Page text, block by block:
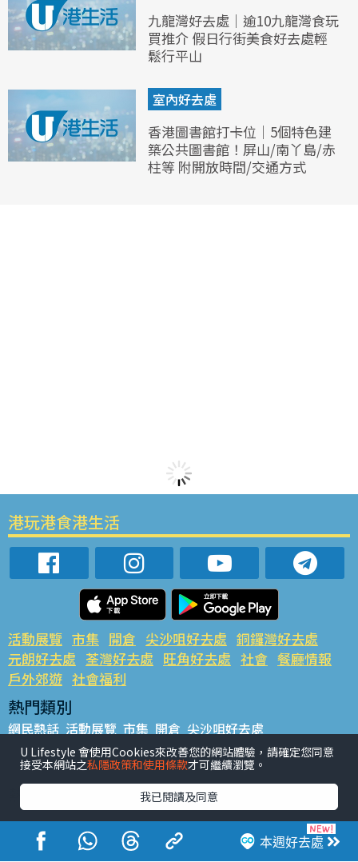
九龍灣好去處｜逾10九龍灣食玩
買推介 假日行街美食好去處輕
鬆行平山
室內好去處
香港圖書館打卡位｜5個特色建
築公共圖書館！屏山/南丫島/赤
柱等 附開放時間/交通方式
本週好去處
港玩港食港生活
活動展覽 市集 開倉 尖沙咀好去處 銅鑼灣好去處
元朗好去處 荃灣好去處 旺角好去處 社會 餐廳情報
戶外郊遊 社會福利
熱門類別
網民熱話 活動展覽 市集 開倉 尖沙咀好去處
銅鑼灣好去處 元朗好去處 荃灣好去處 旺角好去處 社會
餐廳情報 戶外郊遊
熱門標籤
#UGO搵好去處 #人氣活動推介 #美食社群熱話
#親子玩樂好去處
#ULifestyle應用程式
#限時搶
#UJetso禮物放送
#ULifestyle商戶中心 #著數 #網絡熱話
U Lifestyle 會使用Cookies來改善您的網站體驗，請確定您同意
接受本網站之私隱政策和使用條款才可繼續瀏覽。
我已閱讀及同意